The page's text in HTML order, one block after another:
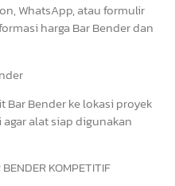
WhatsApp, atau formulir
harga Bar Bender dan
Bender ke lokasi proyek
alat siap digunakan
KOMPETITIF